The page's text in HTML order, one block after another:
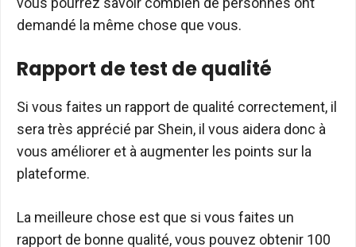
demandé la même chose que vous.
Rapport de test de qualité
Si vous faites un rapport de qualité correctement, il
sera très apprécié par Shein, il vous aidera donc à
vous améliorer et à augmenter les points sur la
plateforme.
La meilleure chose est que si vous faites un
rapport de bonne qualité, vous pouvez obtenir 100